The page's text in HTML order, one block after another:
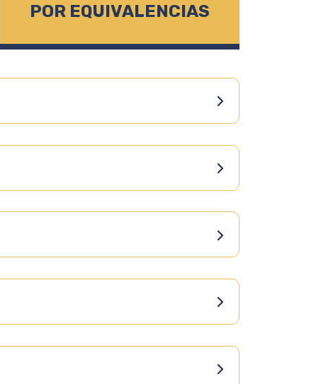
POR EQUIVALENCIAS